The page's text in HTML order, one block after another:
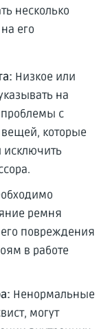
несколько
его
Низкое или
на
проблемы с
которые
исключить
ремня
повреждения
в работе
Ненормальные
могут